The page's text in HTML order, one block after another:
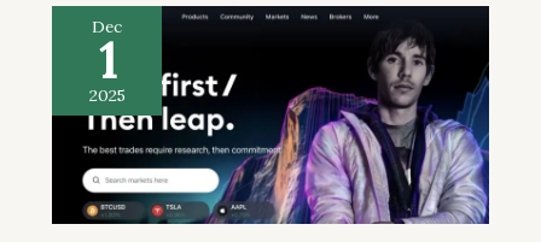
Dec
1
2025